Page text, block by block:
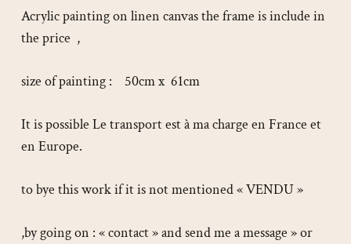
Acrylic painting on linen canvas the frame is include in
the price ,
size of painting : 50cm x 61cm
It is possible Le transport est à ma charge en France et
en Europe.
to bye this work if it is not mentioned « VENDU »
,by going on : « contact » and send me a message » or